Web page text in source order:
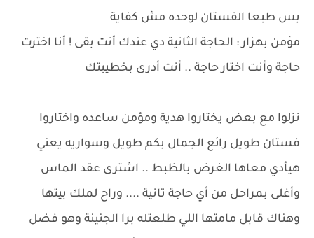
بس طبعا الفستان لوحده مش كفاية
مؤمن بهزار : الحاجة الثانية دي عندك أنت بقى ! أنا اخترت
حاجة وأنت اختار حاجة .. أنت أدرى بخطيبتك
نزلوا مع بعض يختاروا هدية ومؤمن ساعده واختاروا
فستان طويل رائع الجمال بكم طويل وسواريه يعني
هيأدي معاها الغرض بالظبط .. اشترى عقد الماس
وأغلى بمراحل من أي حاجة تانية .... وراح لملك بيتها
وهناك قابل مامتها اللي طلعتله برا الجنينة وهو فضل